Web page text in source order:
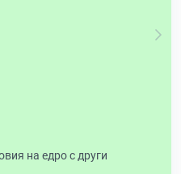
на едро с други